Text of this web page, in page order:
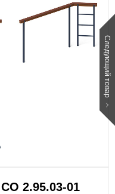
Следующий товар
2.95.03-01